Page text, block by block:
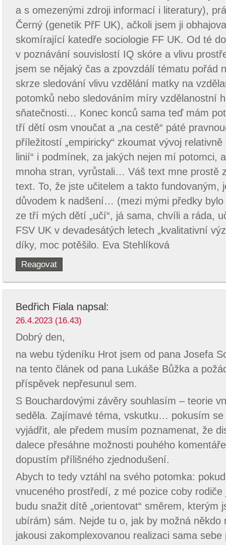
a s omezenými zdroji informací i literatury),
Černý (genetik PřF UK), ačkoli jsem ji
skomírající katedře sociologie FF UK. Od té
v poznávání souvislostí IQ skóre a vlivu
jsem se nějaký čas a zpovzdálí tématu pořád
skrze sledování vlivu vzdělání matky na
potomků nebo sledováním míry vzdělanostní
sňatečnosti… Konec konců sama teď mám
tří dětí osm vnoučat a „na cestě“ páté
příležitostí „empiricky“ zkoumat vývoj relativně
linií“ i podmínek, za jakých nejen mí potomci,
mnoha stran, vyrůstali… Váš text mne prostě
text. To, že jste učitelem a takto fundovaným,
důvodem k nadšení… (mezi mými předky bylo
ze tří mých dětí „učí“, já sama, chvíli a ráda,
FSV UK v devadesátých letech „kvalitativní
díky, moc potěšilo. Eva Stehlíková
Reagovat
Bedřich Fiala napsal:
26.4.2023 (16.43)
Dobrý den,
na webu týdeníku Hrot jsem od pana Josefa
na tento článek od pana Lukáše Bůžka a
příspěvek nepřesunul sem.
S Bouchardovými závěry souhlasím – teorie
seděla. Zajímavé téma, vskutku… pokusím
vyjádřit, ale předem musím poznamenat, že
dalece přesáhne možnosti pouhého
dopustím přílišného zjednodušení.
Abych to tedy vztáhl na svého potomka:
vnuceného prostředí, z mé pozice coby rodiče
budu snažit dítě „orientovat“ směrem, kterým
ubírám) sám. Nejde tu o, jak by možná někdo
jakousi zakomplexovanou realizaci sama